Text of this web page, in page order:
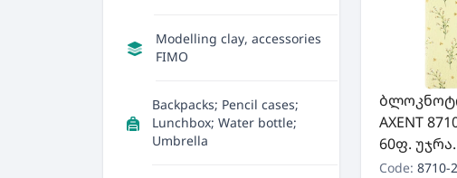
Modelling clay, accessories
FIMO
Backpacks; Pencil cases;
Lunchbox; Water bottle;
Umbrella
AXENT
60ფ.
Code: 8710-